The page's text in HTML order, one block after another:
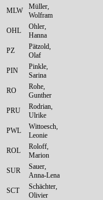
MLW
Müller,
Wolfram
OHL
Ohler,
Hanna
PZ
Pätzold,
Olaf
PIN
Pinkle,
Sarina
RO
Rohe,
Gunther
PRU
Rodrian,
Ulrike
PWL
Wittoesch,
Leonie
ROL
Roloff,
Marion
SUR
Sauer,
Anna-Lena
SCT
Schächter,
Olivier